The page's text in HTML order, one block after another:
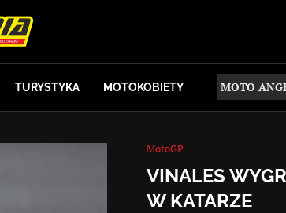
TURYSTYKA MOTOKOBIETY MOTO
MotoGP
VINALES
W KATARZE